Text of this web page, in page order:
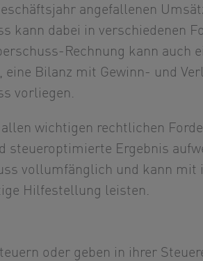
angefallenen
kann dabei in verschiedenen
Rechnung kann auch
Bilanz mit Gewinn- und
vorliegen.
wichtigen rechtlichen
steueroptimierte Ergebnis
vollumfänglich und kann mit
Hilfestellung leisten.
oder geben in ihrer